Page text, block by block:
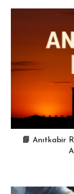
📘 Anıtkabir